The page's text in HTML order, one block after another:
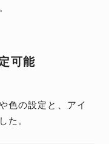
可能
色の設定と、アイ
た。